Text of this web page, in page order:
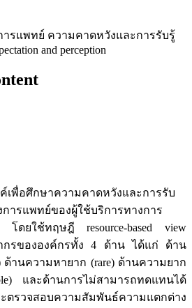
รแพทย์ ความคาดหวังและการรับรู้
and perception
เพื่อศึกษาความคาดหวังและการรับ
ารแพทย์ของผู้ใช้บริการทางการ
โดยใช้ทฤษฎี resource-based view
กรขององค์กรทั้ง 4 ด้าน ได้แก่ ด้าน
านความหายาก (rare) ด้านความยาก
และด้านการไม่สามารถทดแทนได้
ตรวจสอบความสัมพันธ์ความแตกต่าง